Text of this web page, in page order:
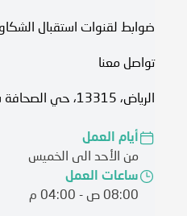
ضوابط لقنوات استقبال
تواصل معنا
الرياض، 13315، حي الصحافة شارع العليا 7370 - 7298
أيام العمل
من الأحد الى الخميس
ساعات العمل
08:00 ص - 04:00 م